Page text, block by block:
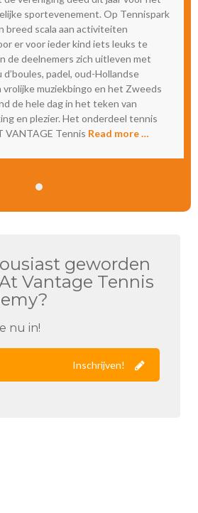
sportevenement. Op Tennispark
breed scala aan activiteiten
er voor ieder kind iets leuks te
de deelnemers zich uitleven met
padel, oud-Hollandse
vrolijke muziekbingo en het Zweeds
de hele dag in het teken van
en plezier. Het onderdeel tennis
VANTAGE Tennis Read more …
geworden
Vantage Tennis
nu in!
Inschrijven!